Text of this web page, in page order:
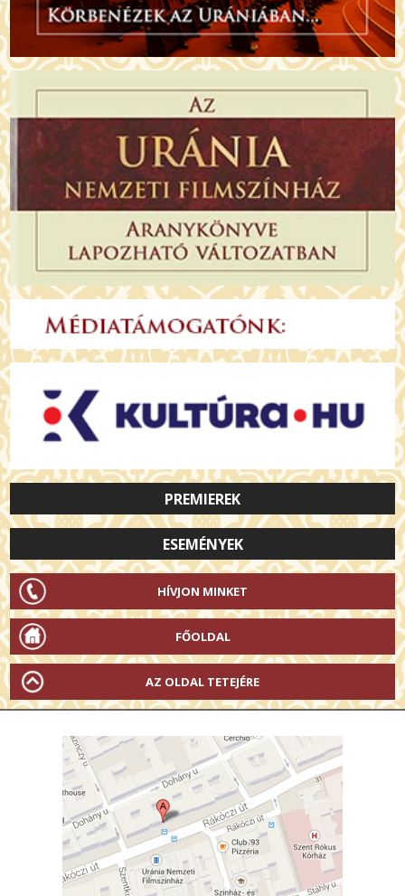
PREMIEREK
ESEMÉNYEK
HÍVJON MINKET
FŐOLDAL
AZ OLDAL TETEJÉRE